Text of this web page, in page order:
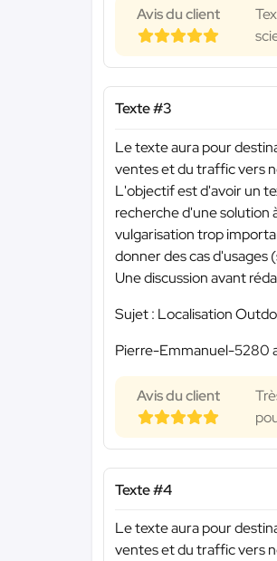
Avis du client
Texte #3
Le texte aura pour
ventes et du traffic vers
L'objectif est d'avoir un
recherche d'une solution
vulgarisation trop
donner des cas d'usages
Une discussion avant
Sujet : Localisation
Pierre-Emmanuel-5280
Avis du client
Texte #4
Le texte aura pour
ventes et du traffic vers